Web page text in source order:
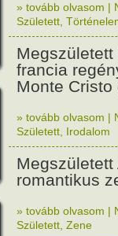
» tovább olvasom |
Született
Megszületett
francia
Monte Cristo
» tovább olvasom |
Született Irodalom
romantikus
» tovább olvasom |
Született Zene